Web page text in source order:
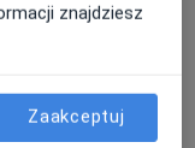
znajdziesz
Zaakceptuj